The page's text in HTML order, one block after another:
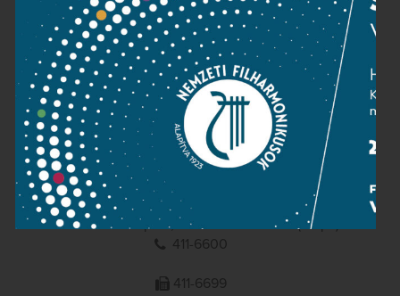
Impresszum
NEMZETI
FILHARMONIKUSOK
1095 Budapest, Komor Marcell u. 1. (Müpa)
411-6600
411-6699